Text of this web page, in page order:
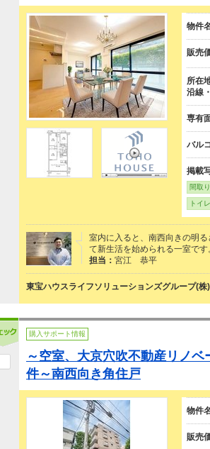
物件
販売
所在
沿線
専有
バル
掲載
間取
トイレ
室内に入ると、南西向きの明
て新生活を始められる一室で
担当： 宮江 恭平
東宝ハウスライフソリューションズグループ(
購入サポート情報
～空室、大京穴吹不動産リノベ
件～南西向き角住戸
物件
販売